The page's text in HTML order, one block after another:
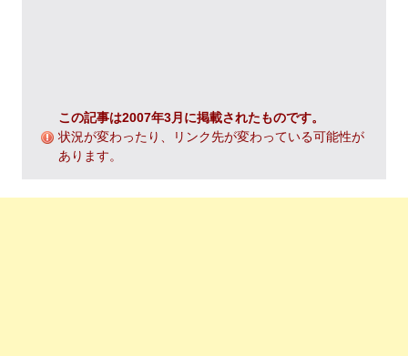
この記事は2007年3月に掲載されたものです。
状況が変わったり、リンク先が変わっている可能性が
あります。